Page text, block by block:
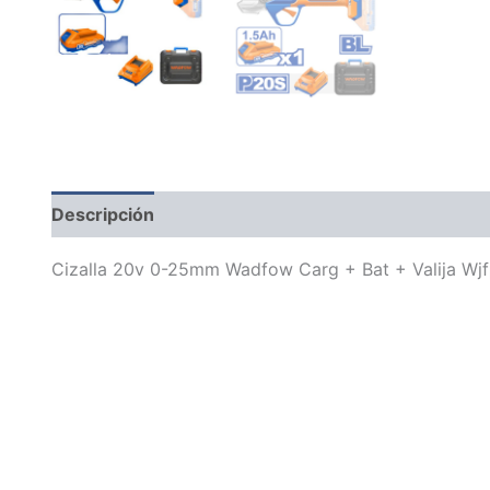
Descripción
Cizalla 20v 0-25mm Wadfow Carg + Bat + Valija